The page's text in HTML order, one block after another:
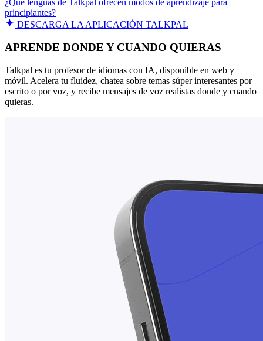
¿Qué lenguas de Talkpal ofrecen modos de aprendizaje para
principiantes?
DESCARGA LA APLICACIÓN TALKPAL
APRENDE DONDE Y CUANDO QUIERAS
Talkpal es tu profesor de idiomas con IA, disponible en web y
móvil. Acelera tu fluidez, chatea sobre temas súper interesantes por
escrito o por voz, y recibe mensajes de voz realistas donde y cuando
quieras.